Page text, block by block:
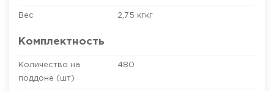
Вес 2,75 кгкг
Комплектность
Количество на
поддоне (шт)
480